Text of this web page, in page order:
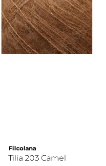
Filcolana
Tilia 203 Camel